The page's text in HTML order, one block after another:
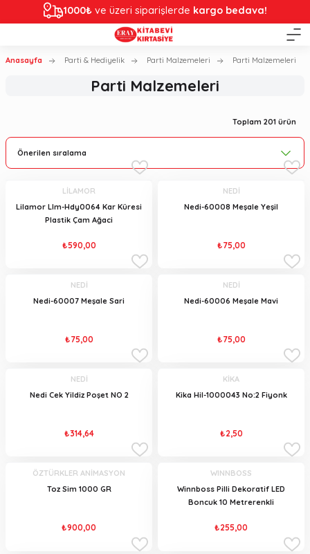
1000₺ ve üzeri siparişlerde kargo bedava!
Anasayfa Parti & Hediyelik Parti Malzemeleri Parti Malzemeleri
Parti Malzemeleri
Toplam 201 ürün
LİLAMOR
Lilamor Llm-Hdy0064 Kar Küresi
Plastik Çam Ağaci
₺590,00
NEDİ
Nedi-60008 Meşale Yeşil
₺75,00
NEDİ
Nedi-60007 Meşale Sari
₺75,00
NEDİ
Nedi-60006 Meşale Mavi
₺75,00
NEDİ
Nedi Cek Yildiz Poşet NO 2
₺314,64
KİKA
Kika Hil-1000043 No:2 Fiyonk
₺2,50
ÖZTÜRKLER ANİMASYON
Toz Sim 1000 GR
₺900,00
WINNBOSS
Winnboss Pilli Dekoratif LED
Boncuk 10 Metrerenkli
₺255,00